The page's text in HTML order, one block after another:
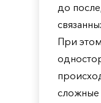
до
При
сложные